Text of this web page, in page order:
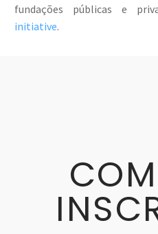
fundações públicas e
initiative.